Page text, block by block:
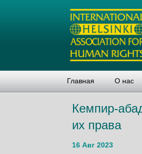
Главная О нас
Кемпир-
их права
16 Авг 2023